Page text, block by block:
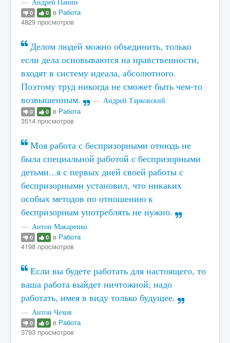
0 0 в Работа
4829 просмотров
Делом людей можно объединить, только
если дела основываются на нравственности,
входят в систему идеала, абсолютного.
Поэтому труд никогда не сможет быть чем-то
возвышенным.
Андрей Тарковский
0 0 в Работа
3514 просмотров
Моя работа с беспризорными отнюдь не
была специальной работой с беспризорными
детьми...я с первых дней своей работы с
беспризорными установил, что никаких
особых методов по отношению к
беспризорным употреблять не нужно.
Антон Макаренко
0 0 в Работа
4198 просмотров
Если вы будете работать для настоящего, то
ваша работа выйдет ничтожной; надо
работать, имея в виду только будущее.
Антон Чехов
0 0 в Работа
3793 просмотров